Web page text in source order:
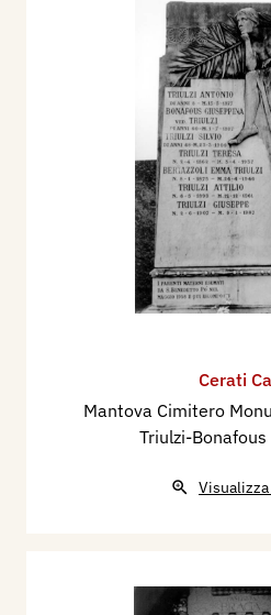
Cerati
Mantova Cimitero
Triulzi-Bonafous